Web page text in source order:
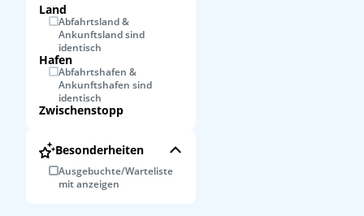
Land
Abfahrtsland &
Ankunftsland sind
identisch
Hafen
Abfahrtshafen &
Ankunftshafen sind
identisch
Zwischenstopp
Besonderheiten
Ausgebuchte/Warteliste
mit anzeigen